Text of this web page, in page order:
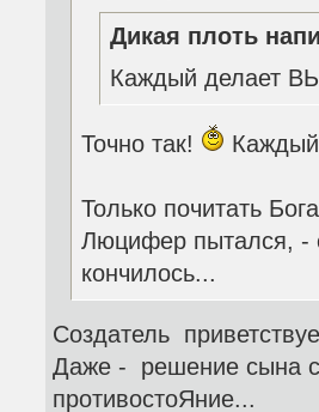
Дикая плоть
Каждый делает
Точно так!
Только почитать
Люцифер пытался, -
кончилось...
Создатель
Даже - решение сына
противостоЯние...